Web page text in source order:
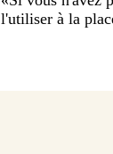
l'utiliser à la